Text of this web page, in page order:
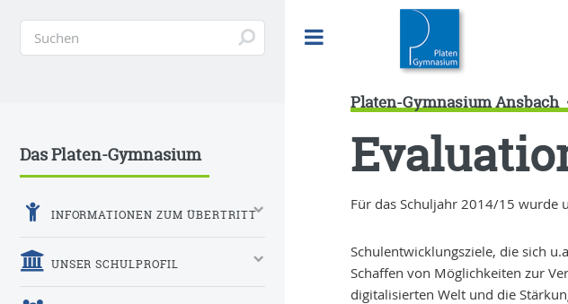
Platen-Gymnasium Ansbach
Für das Schuljahr 2014/15 wurde
Schulentwicklungsziele, die sich
Schaffen von Möglichkeiten zur
digitalisierten Welt und die
Das Platen-Gymnasium
INFORMATIONEN ZUM ÜBERTRITT
UNSER SCHULPROFIL